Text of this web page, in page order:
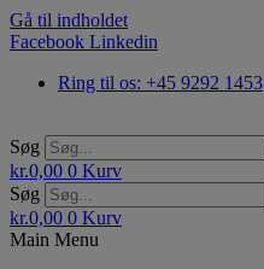
Gå til indholdet
Facebook Linkedin
Ring til os: +45 9292 1453
Søg
kr.0,00 0 Kurv
Søg
kr.0,00 0 Kurv
Main Menu